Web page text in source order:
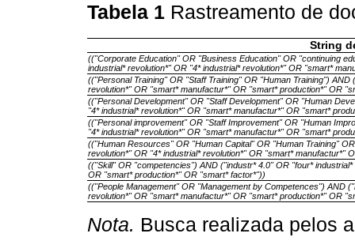
Tabela 1 Rastreamento de
String
(("Corporate Education" OR "Business Education" OR "continuing
industrial* revolution*" OR "4* industrial* revolution*" OR "smart*
(("Personal Training" OR "Staff Training" OR "Human Training")
revolution*" OR "smart* manufactur*" OR "smart* production*" OR
(("Personal Development" OR "Staff Development" OR "Human
"4* industrial* revolution*" OR "smart* manufactur*" OR "smart*
(("Personal improvement" OR "Staff Improvement" OR "Human
"4* industrial* revolution*" OR "smart* manufactur*" OR "smart*
(("Human Resources" OR "Human Capital" OR "Human Training"
revolution*" OR "4* industrial* revolution*" OR "smart* manufactur*"
(("Skill" OR "competencies") AND ("industr* 4.0" OR "four*
OR "smart* production*" OR "smart* factor*"))
(("People Management" OR "Management by Competences") AND
revolution*" OR "smart* manufactur*" OR "smart* production*" OR
Nota. Busca realizada pelos